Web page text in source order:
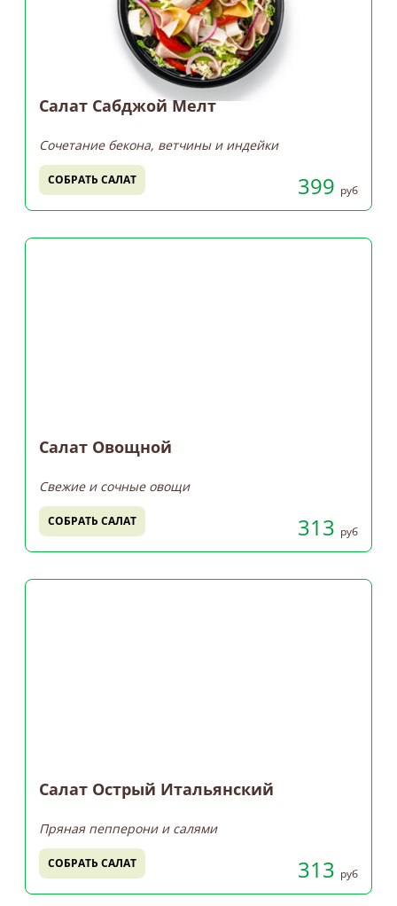
Салат Сабджой Мелт
Сочетание бекона, ветчины и индейки
СОБРАТЬ САЛАТ 399 руб
Салат Овощной
Свежие и сочные овощи
СОБРАТЬ САЛАТ 313 руб
Салат Острый Итальянский
Пряная пепперони и салями
СОБРАТЬ САЛАТ 313 руб